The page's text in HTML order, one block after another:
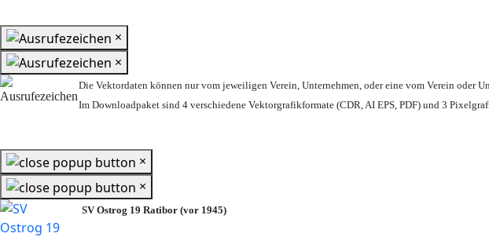
×
×
Die Vektordaten können nur vom jeweiligen Verein, Unternehmen, oder eine vom Verein oder
Im Downloadpaket sind 4 verschiedene Vektorgrafikformate (CDR, AI EPS, PDF) und 3
×
×
SV Ostrog 19 Ratibor (vor 1945)